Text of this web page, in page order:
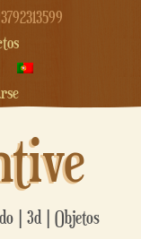
| 3d | Objetos